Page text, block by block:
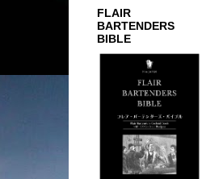
FLAIR
BARTENDERS
BIBLE